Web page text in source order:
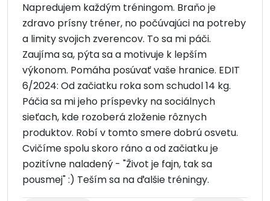
Napredujem každým tréningom. Braňo je
zdravo prísny tréner, no počúvajúci na potreby
a limity svojich zverencov. To sa mi páči.
Zaujíma sa, pýta sa a motivuje k lepším
výkonom. Pomáha posúvať vaše hranice. EDIT
6/2024: Od začiatku roka som schudol 14 kg.
Páčia sa mi jeho príspevky na sociálnych
sieťach, kde rozoberá zloženie rôznych
produktov. Robí v tomto smere dobrú osvetu.
Cvičíme spolu skoro ráno a od začiatku je
pozitívne naladený - "Život je fajn, tak sa
pousmej" :) Teším sa na ďalšie tréningy.